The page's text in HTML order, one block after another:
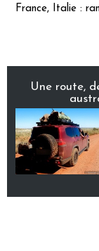
France, Italie :
Une route,